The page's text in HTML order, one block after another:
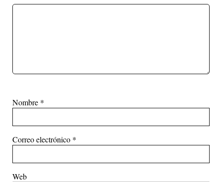
Nombre *
Correo electrónico *
Web